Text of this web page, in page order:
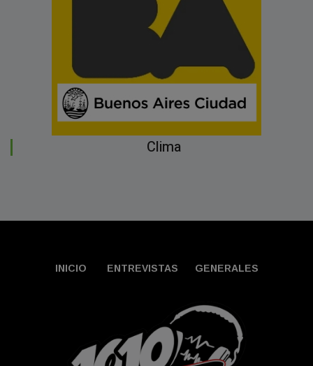
Clima
INICIO ENTREVISTAS GENERALES